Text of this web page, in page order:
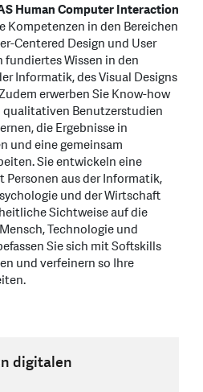
Human Computer Interaction
Kompetenzen in den Bereichen
Centered Design und User
fundiertes Wissen in den
Informatik, des Visual Designs
erwerben Sie Know-how
Benutzerstudien
die Ergebnisse in
und eine gemeinsam
Sie entwickeln eine
Personen aus der Informatik,
und der Wirtschaft
Sichtweise auf die
Technologie und
Sie sich mit Softskills
und verfeinern so Ihre
mit
digitalenmit älteren